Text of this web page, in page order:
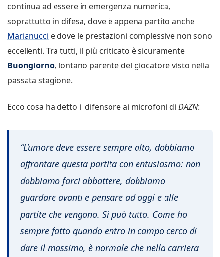
continua ad essere in emergenza numerica,
soprattutto in difesa, dove è appena partito anche
Marianucci e dove le prestazioni complessive non sono
eccellenti. Tra tutti, il più criticato è sicuramente
Buongiorno, lontano parente del giocatore visto nella
passata stagione.
Ecco cosa ha detto il difensore ai microfoni di DAZN:
“L’umore deve essere sempre alto, dobbiamo
affrontare questa partita con entusiasmo: non
dobbiamo farci abbattere, dobbiamo
guardare avanti e pensare ad oggi e alle
partite che vengono. Si può tutto. Come ho
sempre fatto quando entro in campo cerco di
dare il massimo, è normale che nella carriera